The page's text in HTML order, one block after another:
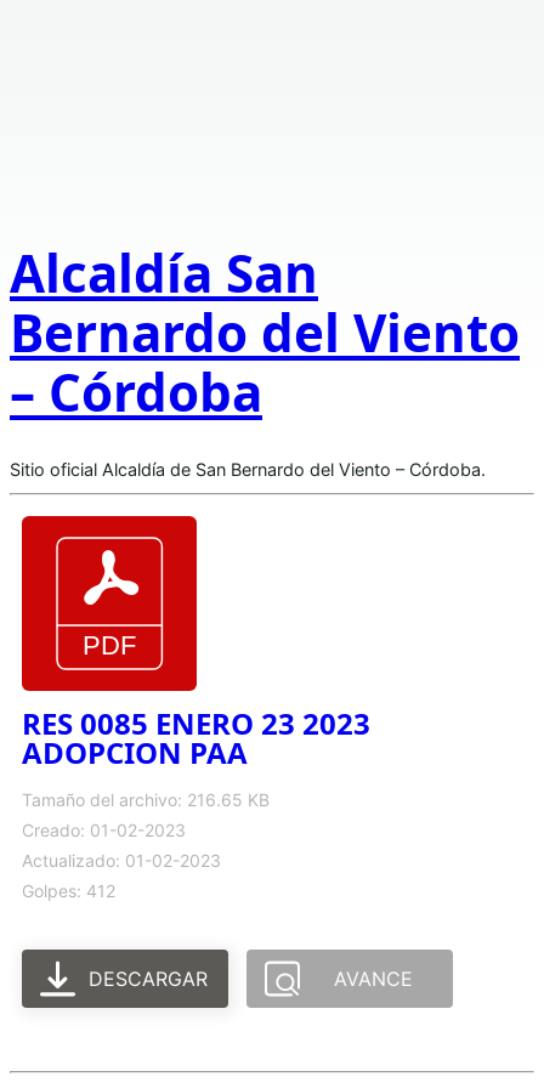
Alcaldía San
Bernardo del Viento
– Córdoba
Sitio oficial Alcaldía de San Bernardo del Viento – Córdoba.
RES 0085 ENERO 23 2023
ADOPCION PAA
Tamaño del archivo: 216.65 KB
Creado: 01-02-2023
Actualizado: 01-02-2023
Golpes: 412
DESCARGAR AVANCE